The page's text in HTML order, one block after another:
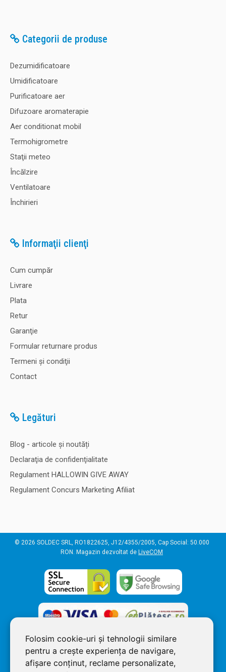
Folosim cookie-uri și tehnologii similare
pentru a crește experiența de navigare,
afișare conținut, reclame personalizate,
Categorii de produse
Dezumidificatoare
Umidificatoare
Purificatoare aer
Difuzoare aromaterapie
Aer conditionat mobil
Termohigrometre
Staţii meteo
Încălzire
Ventilatoare
Închirieri
Informaţii clienţi
Cum cumpăr
Livrare
Plata
Retur
Garanţie
Formular returnare produs
Termeni şi condiţii
Contact
Legături
Blog - articole și noutăți
Declaraţia de confidenţialitate
Regulament HALLOWIN GIVE AWAY
Regulament Concurs Marketing Afiliat
© 2026 SOLDEC SRL, RO1822625, J12/4355/2005, Cap Social: 50.000
RON. Magazin dezvoltat de LiveCOM